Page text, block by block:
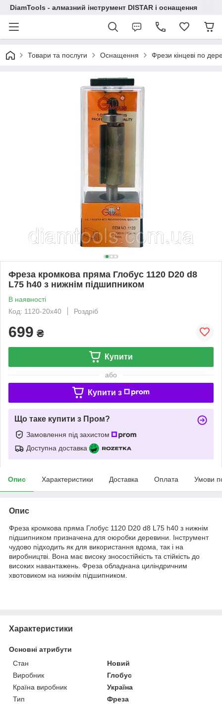
DiamTools - алмазний інструмент DISTAR і оснащення
Товари та послуги Оснащення Фрези кінцеві по
Фреза кромкова пряма Глобус 1120 D20 d8
L75 h40 з нижнім підшипником
В наявності
Код: 1120-20x40
Роздріб
699 ₴
Купити
або
Купити з
Що таке купити з Пром?
Замовлення під захистом
Доступна доставка
Опис Характеристики Доставка Оплата Умови
Опис
Фреза кромкова пряма Глобус 1120 D20 d8 L75 h40 з нижнім
підшипником призначена для оюробки деревини. Інструмент
чудово підходить як для використання вдома, так і на
виробництві. Вона має високу зносостійкість та стійкість до
високих навантажень. Фреза обладнана циліндричним
хвотовиком на нижнім підшипником.
Характеристики
Основні атрибути
Стан
Новий
Виробник
Глобус
Країна виробник
Україна
Тип
Фреза